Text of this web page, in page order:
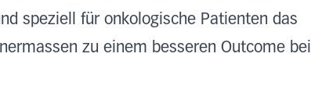
speziell für onkologische Patienten das
zu einem besseren Outcome bei